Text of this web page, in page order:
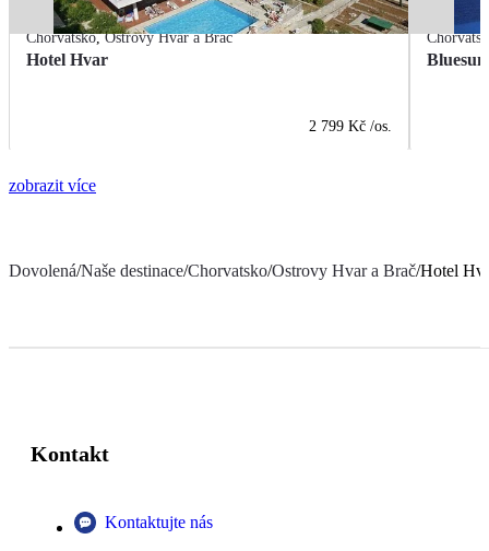
Chorvatsko,Ostrovy Hvar a Brač
Hotel Hvar
2 799 Kč /os.
zobrazit více
Dovolená/Naše destinace/Chorvatsko/Ostrovy Hvar a Brač/Hotel
Kontakt
Kontaktujte nás